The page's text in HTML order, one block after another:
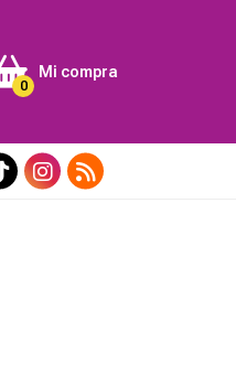
Mi compra
0